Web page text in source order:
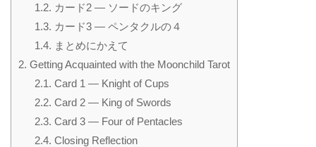
1.2. カード2 — ソードのキング
1.3. カード3 — ペンタクルの４
1.4. まとめにかえて
2. Getting Acquainted with the Moonchild Tarot
2.1. Card 1 — Knight of Cups
2.2. Card 2 — King of Swords
2.3. Card 3 — Four of Pentacles
2.4. Closing Reflection